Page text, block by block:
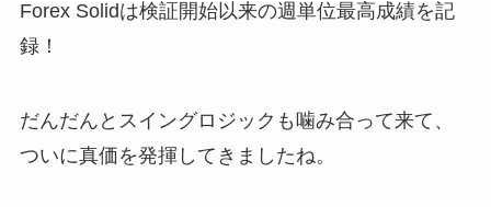
Forex Solidは検証開始以来の週単位最高成績を記
録！
だんだんとスイングロジックも噛み合って来て、
ついに真価を発揮してきましたね。